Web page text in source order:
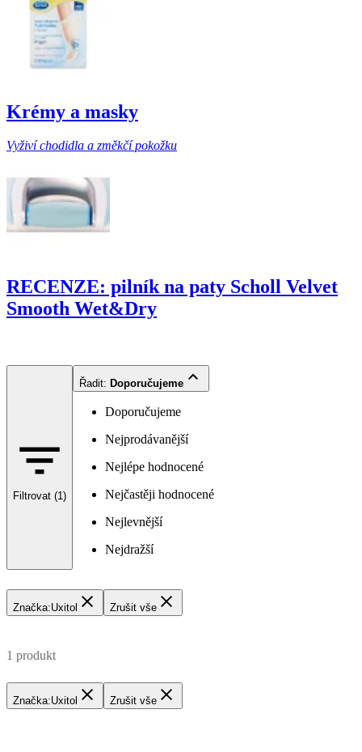
Krémy a masky
Vyživí chodidla a změkčí pokožku
RECENZE: pilník na paty Scholl Velvet
Smooth Wet&Dry
Filtrovat (1)
Řadit: Doporučujeme
Doporučujeme
Nejprodávanější
Nejlépe hodnocené
Nejčastěji hodnocené
Nejlevnější
Nejdražší
Značka:Uxitol Zrušit vše
1 produkt
Značka:Uxitol Zrušit vše